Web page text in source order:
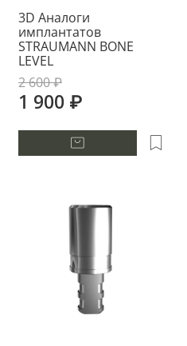
3D Аналоги
имплантатов
STRAUMANN BONE
LEVEL
2 600 ₽
1 900 ₽